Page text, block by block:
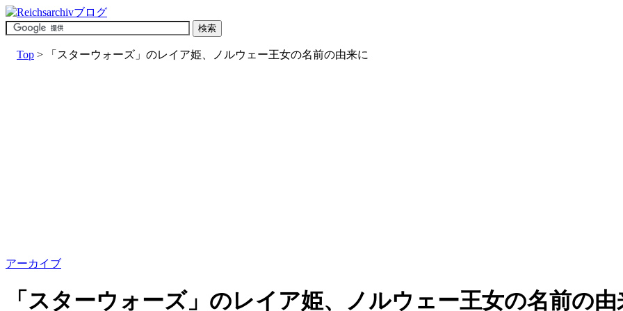
Top > 「スターウォーズ」のレイア姫、ノルウェー王女の名前の由来に
アーカイブ
「スターウォーズ」のレイア姫、ノルウェー王女の名前の由